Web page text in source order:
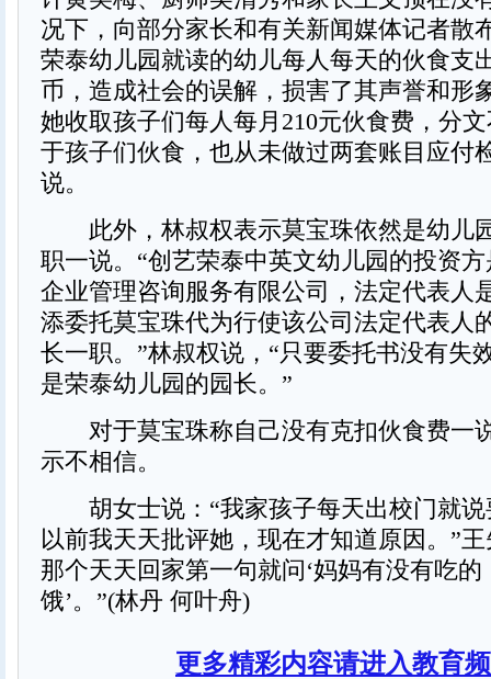
况下，向部分家长和有关新闻媒体记者散
荣泰幼儿园就读的幼儿每人每天的伙食支
币，造成社会的误解，损害了其声誉和形
她收取孩子们每人每月210元伙食费，分
于孩子们伙食，也从未做过两套账目应付
说。
此外，林叔权表示莫宝珠依然是幼儿
职一说。“创艺荣泰中英文幼儿园的投资
企业管理咨询服务有限公司，法定代表人
添委托莫宝珠代为行使该公司法定代表人
长一职。”林叔权说，“只要委托书没有失
是荣泰幼儿园的园长。”
对于莫宝珠称自己没有克扣伙食费一
示不相信。
胡女士说：“我家孩子每天出校门就说
以前我天天批评她，现在才知道原因。”
那个天天回家第一句就问‘妈妈有没有吃的
饿’。”(林丹 何叶舟)
更多精彩内容请进入教育